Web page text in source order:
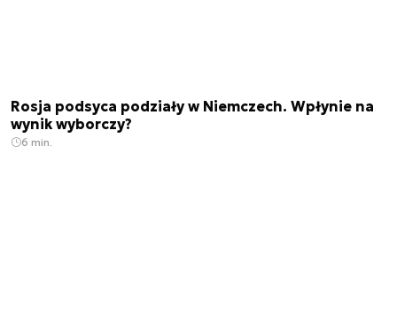
Rosja podsyca podziały w Niemczech. Wpłynie na
wynik wyborczy?
6 min.